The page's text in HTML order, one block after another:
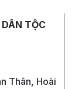
TỘC
Thân, Hoài